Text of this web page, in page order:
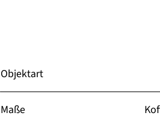
Objektart
Maße